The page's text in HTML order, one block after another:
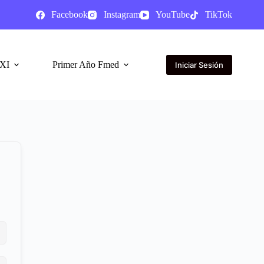
Facebook Instagram YouTube TikTok
Primer Año Fmed Iniciar Sesión